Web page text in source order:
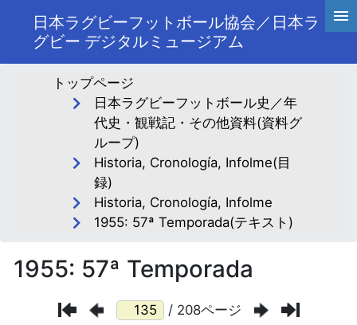
日本ラグビーフットボール協会／日本ラ
グビー デジタルミュージアム
トップページ
日本ラグビーフットボール史／年
代史・観戦記・その他資料(資料グ
ループ)
Historia, Cronología, Infolme(目
録)
Historia, Cronología, Infolme
1955: 57ª Temporada(テキスト)
1955: 57ª Temporada
/ 208ページ